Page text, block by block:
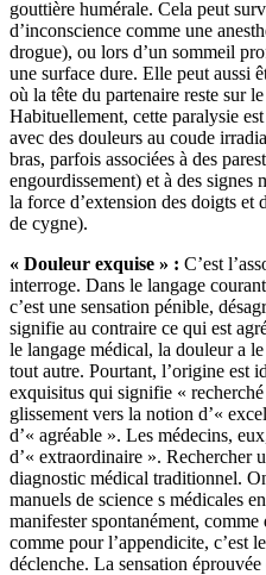
gouttière humérale. Cela peut
d’inconscience comme une
drogue), ou lors d’un sommeil
une surface dure. Elle peut aussi
où la tête du partenaire reste sur
Habituellement, cette paralysie
avec des douleurs au coude
bras, parfois associées à des
engourdissement) et à des signes
la force d’extension des doigts et
de cygne).
« Douleur exquise » : C’est
interroge. Dans le langage
c’est une sensation pénible,
signifie au contraire ce qui est
le langage médical, la douleur a
tout autre. Pourtant, l’origine est
exquisitus qui signifie «
glissement vers la notion d’«
d’« agréable ». Les médecins,
d’« extraordinaire ». Rechercher
diagnostic médical traditionnel.
manuels de science s médicales
manifester spontanément, comme
comme pour l’appendicite, c’est
déclenche. La sensation